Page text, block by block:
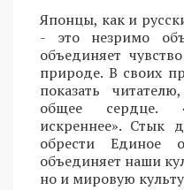
Японцы, как и
- это незримо
объединяет
природе. В своих
показать
общее сердце.
искреннее». Стык
обрести Единое
объединяет наши
но и мировую